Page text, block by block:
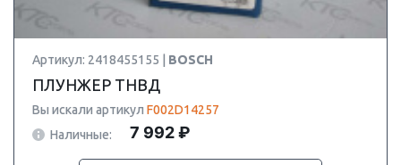
Артикул: 2418455155 | BOSCH
ПЛУНЖЕР ТНВД
Вы искали артикул F002D14257
Наличные:
7 992 ₽